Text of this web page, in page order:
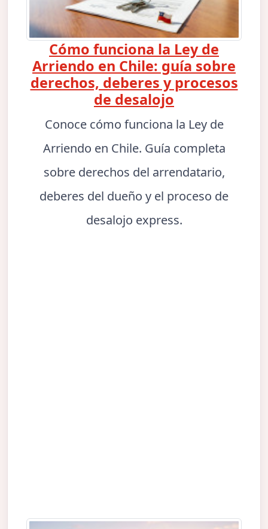
Cómo funciona la Ley de
Arriendo en Chile: guía sobre
derechos, deberes y procesos
de desalojo
Conoce cómo funciona la Ley de
Arriendo en Chile. Guía completa
sobre derechos del arrendatario,
deberes del dueño y el proceso de
desalojo express.